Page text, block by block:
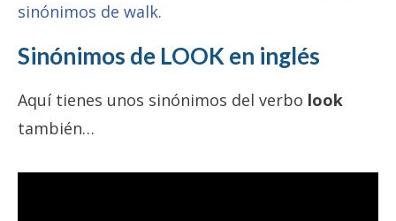
sinónimos de walk.
Sinónimos de LOOK en inglés
Aquí tienes unos sinónimos del verbo look
también…